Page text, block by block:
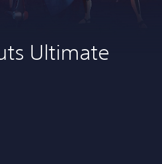
Ultimate